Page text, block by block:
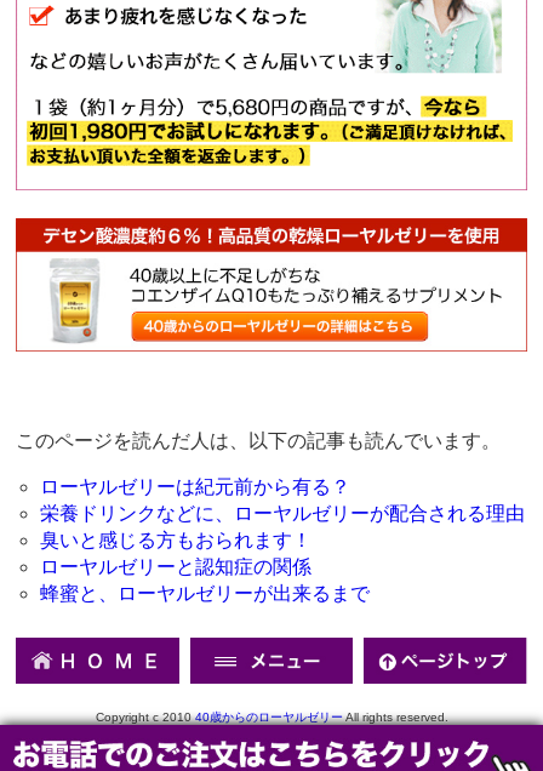
このページを読んだ人は、以下の記事も読んでいます。
ローヤルゼリーは紀元前から有る？
栄養ドリンクなどに、ローヤルゼリーが配合される理由
臭いと感じる方もおられます！
ローヤルゼリーと認知症の関係
蜂蜜と、ローヤルゼリーが出来るまで
Copyright c 201040歳からのローヤルゼリーAll rights reserved.